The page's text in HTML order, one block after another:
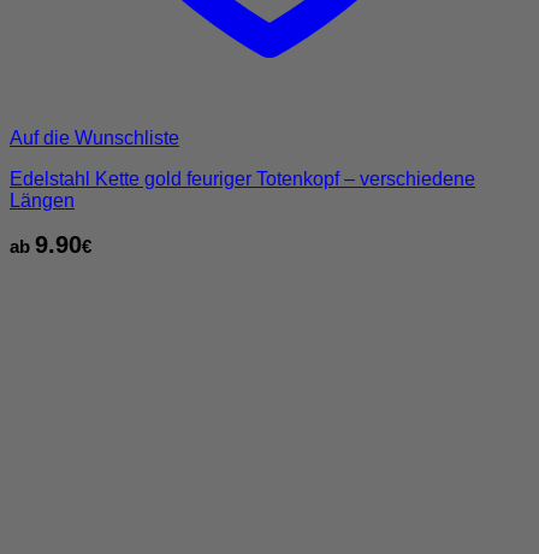
Auf die Wunschliste
Edelstahl Kette gold feuriger Totenkopf – verschiedene
Längen
ab 9.90€